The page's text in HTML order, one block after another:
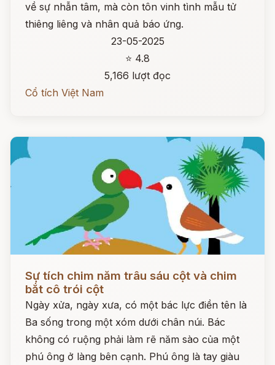
về sự nhẫn tâm, mà còn tôn vinh tình mẫu tử
thiêng liêng và nhân quả báo ứng.
23-05-2025
⭐ 4.8
5,166 lượt đọc
Cổ tích Việt Nam
Sự tích chim năm trâu sáu cột và chim
bắt cô trói cột
Ngày xửa, ngày xưa, có một bác lực điền tên là
Ba sống trong một xóm dưới chân núi. Bác
không có ruộng phải làm rẽ năm sào của một
phú ông ở làng bên cạnh. Phú ông là tay giàu